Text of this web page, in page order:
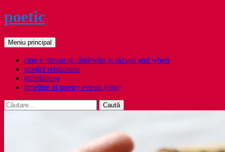
poetic
Caută
Meniu principal
cine e răzvan și când/who is răzvan and when
poetici relaţionale
translations
timeline of poetry events (eng)
Caută
după: